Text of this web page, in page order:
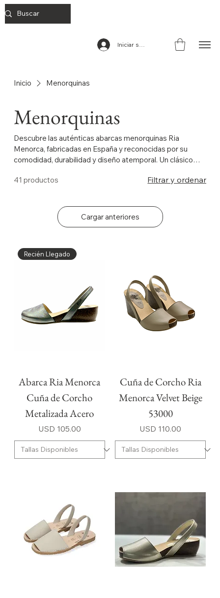
Iniciar sesión
Inicio Menorquinas
Menorquinas
Descubre las auténticas abarcas menorquinas Ria
Menorca, fabricadas en España y reconocidas por su
comodidad, durabilidad y diseño atemporal. Un clásico
41 productos
Filtrar y ordenar
Cargar anteriores
Recién Llegado
Abarca Ria Menorca
Cuña de Corcho
Metalizada Acero
Precio
USD 105.00
Cuña de Corcho Ria
Menorca Velvet Beige
53000
Precio
USD 110.00